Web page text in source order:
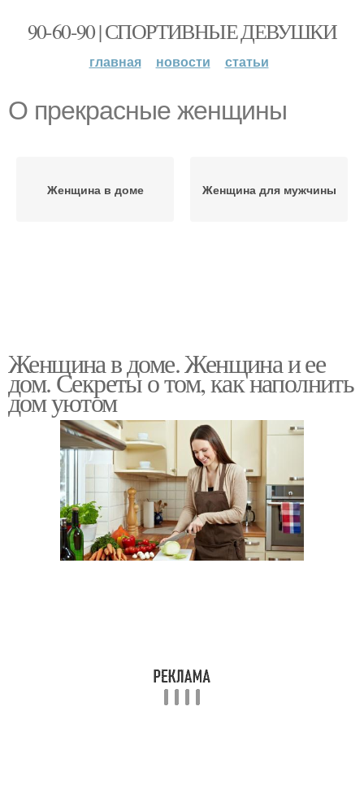
90-60-90 | СПОРТИВНЫЕ ДЕВУШКИ
главная новости статьи
О прекрасные женщины
Женщина в доме Женщина для мужчины
Женщина в доме. Женщина и ее
дом. Секреты о том, как наполнить
дом уютом